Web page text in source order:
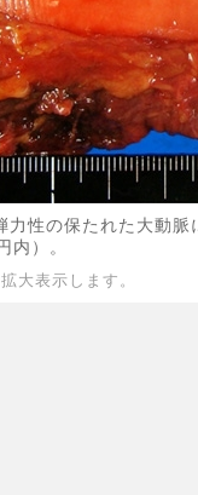
力性の保たれた大動
内）。
大表示します。